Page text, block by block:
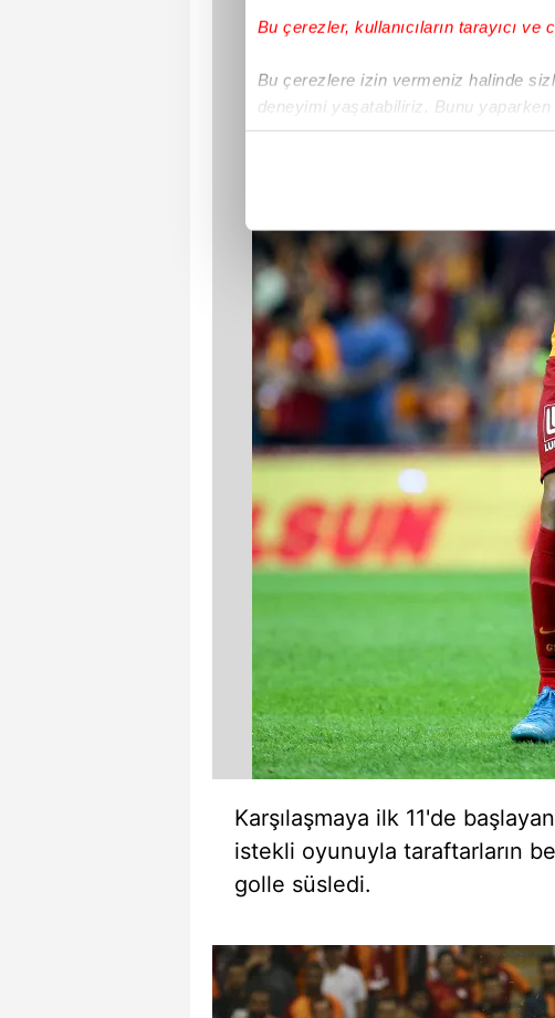
Bu çerezler, kullanıcıların tarayıcı ve
Bu çerezlere izin vermeniz halinde
deneyimi yaşatabiliriz. Bunu
içerikleri sunabilmek adına elimizden
Sizlere daha iyi bir hizmet sunabilmek
çerezler vasıtasıyla çeşitli kişisel
amacıyla kullanılmaktadır. Diğer
reklam/pazarlama faaliyetlerinin
Çerezlere ilişkin tercihlerinizi aşağıda
butonuna tıklayabilir,Çerez
6698 sayılı Kişisel Verilerin
mevzuata uygun olarak kullanılan
Karşılaşmaya ilk 11'de
istekli oyunuyla taraftarların
golle süsledi.